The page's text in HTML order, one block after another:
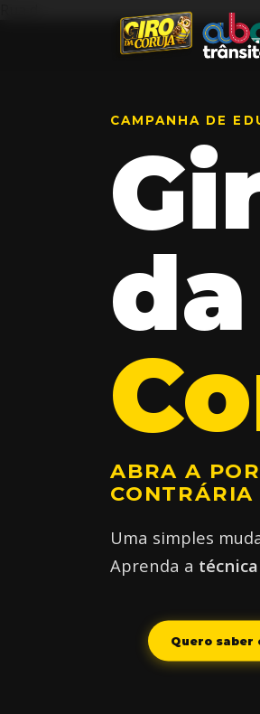
CAMPANHA DE
da
ABRA A
CONTRÁRIA
Uma simples
Aprenda a técnica
Quero saber